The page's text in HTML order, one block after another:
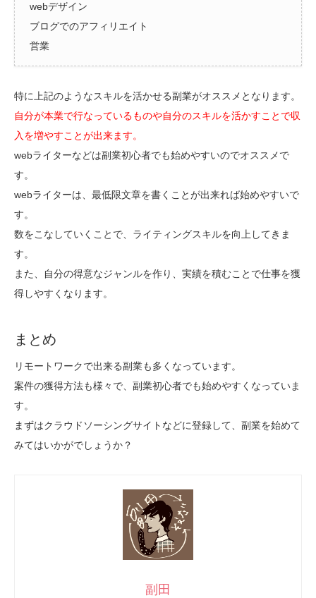
webデザイン
ブログでのアフィリエイト
営業
特に上記のようなスキルを活かせる副業がオススメとなります。
自分が本業で行なっているものや自分のスキルを活かすことで収
入を増やすことが出来ます。
webライターなどは副業初心者でも始めやすいのでオススメで
す。
webライターは、最低限文章を書くことが出来れば始めやすいで
す。
数をこなしていくことで、ライティングスキルを向上してきま
す。
また、自分の得意なジャンルを作り、実績を積むことで仕事を獲
得しやすくなります。
まとめ
リモートワークで出来る副業も多くなっています。
案件の獲得方法も様々で、副業初心者でも始めやすくなっていま
す。
まずはクラウドソーシングサイトなどに登録して、副業を始めて
みてはいかがでしょうか？
副田